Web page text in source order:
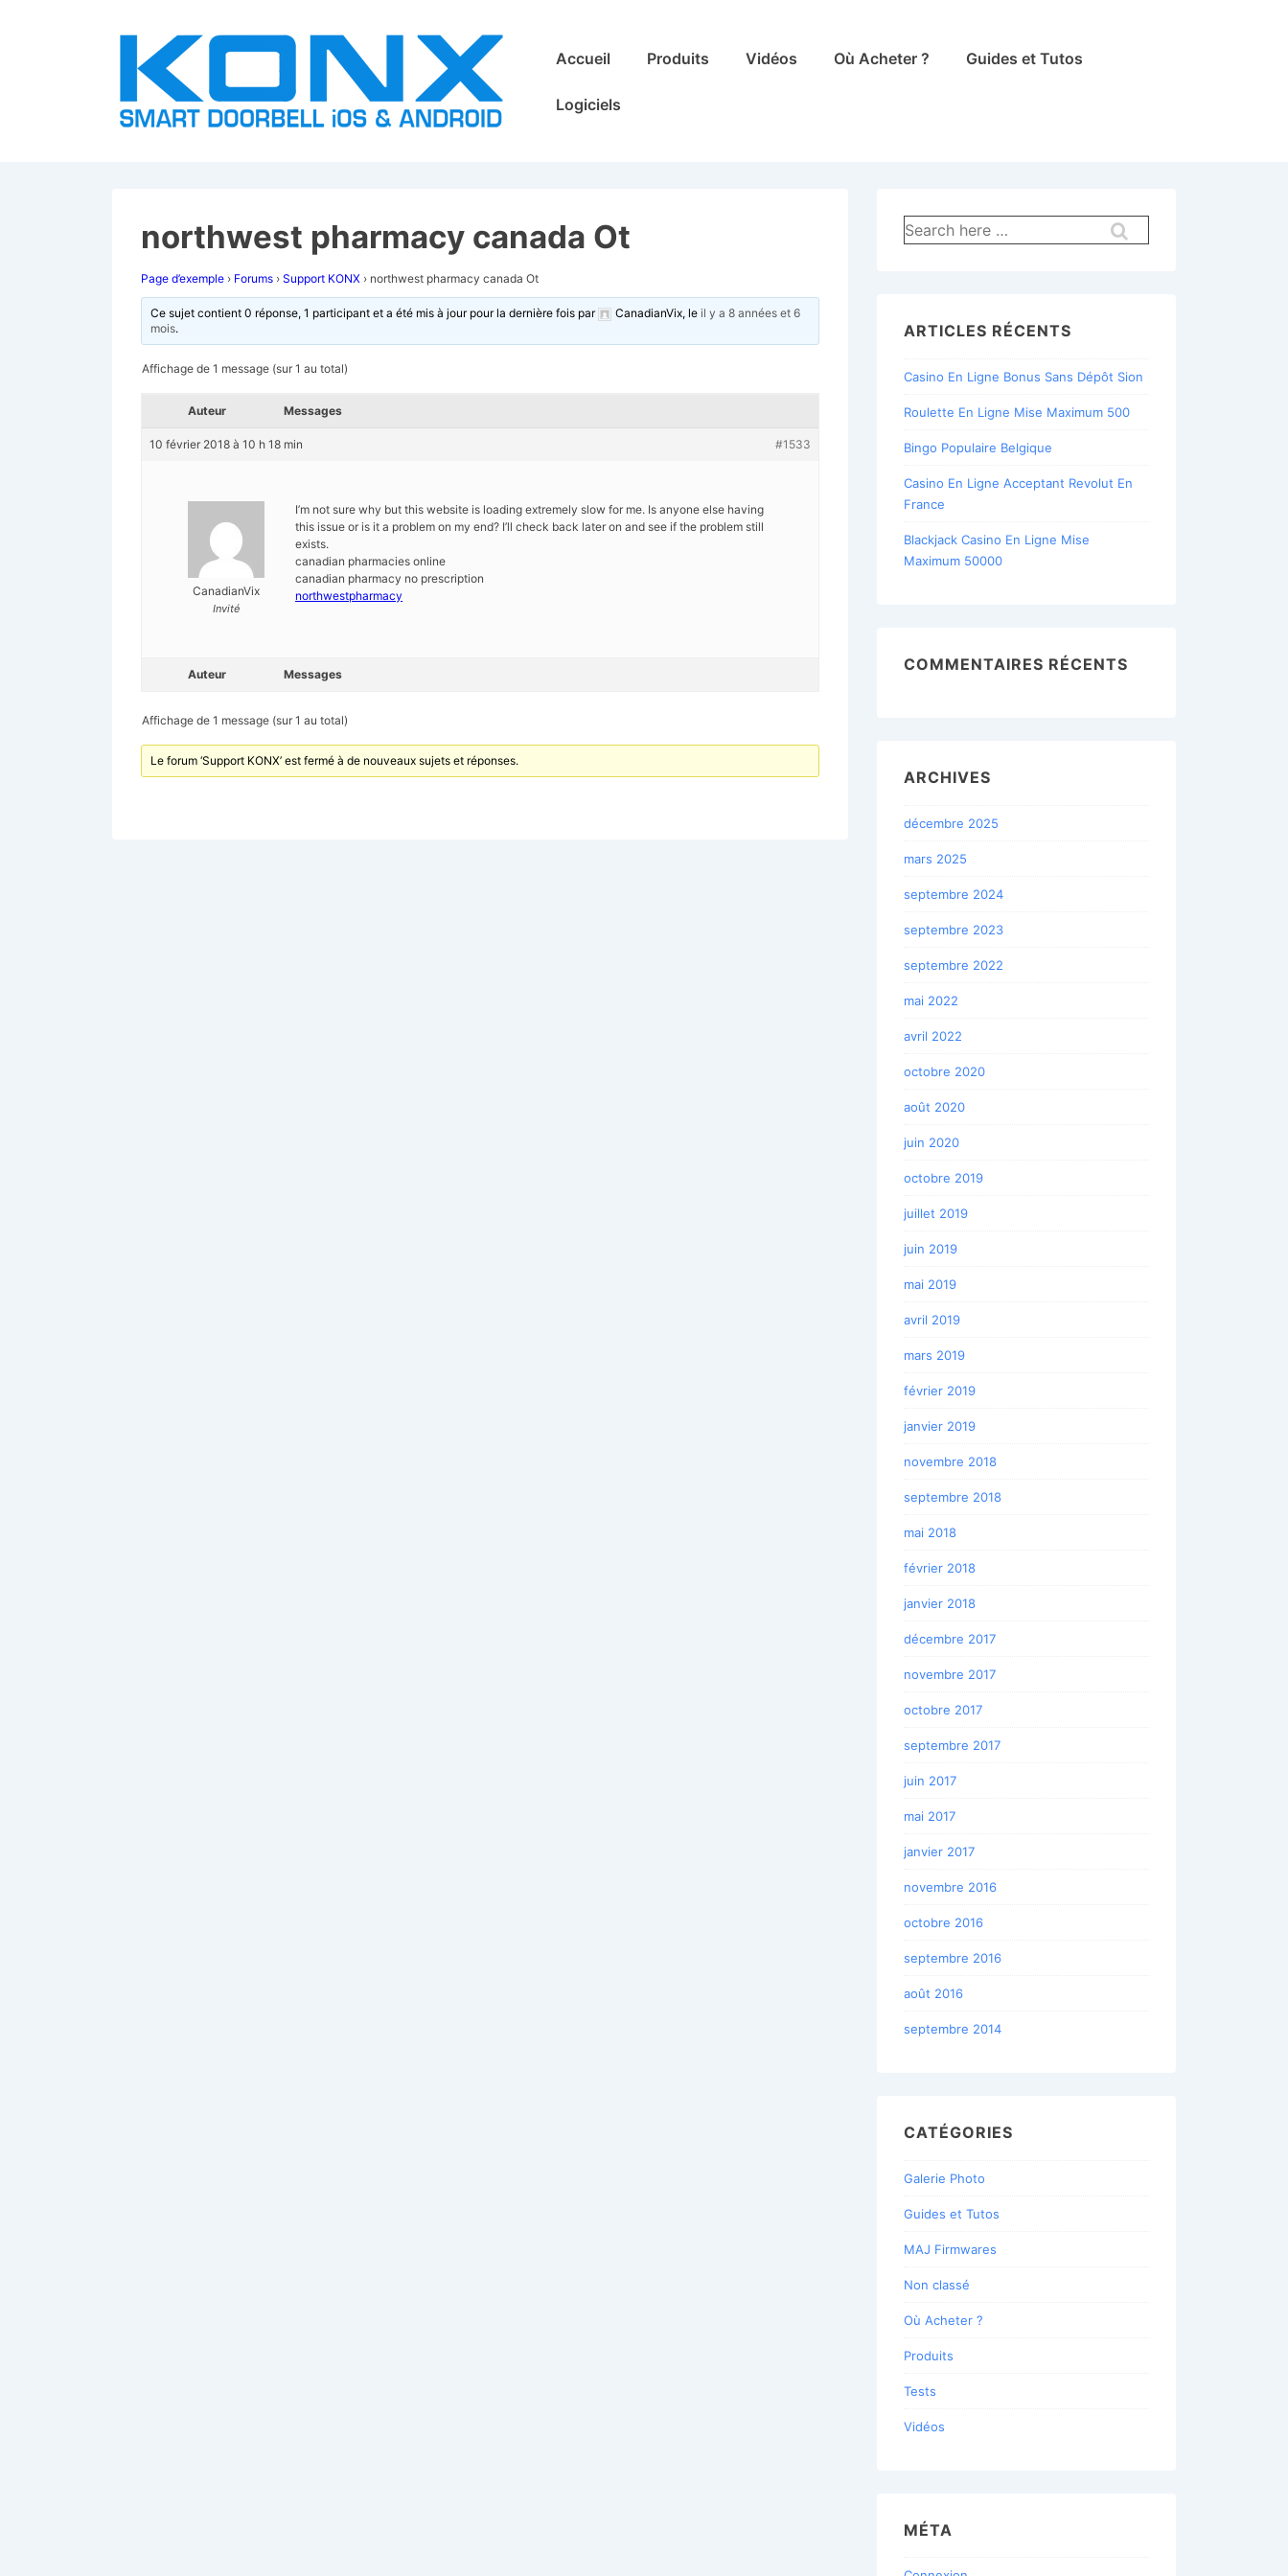
MainAccueil Produits Vidéos Où Acheter ? Guides et Tutos
Logiciels
northwest pharmacy canada Ot
Page d’exemple › Forums › Support KONX › northwest pharmacy canada Ot
Ce sujet contient 0 réponse, 1 participant et a été mis à jour pour la dernière fois par CanadianVix, leil y a 8 années et 6
mois.
Affichage de 1 message (sur 1 au total)
Auteur Messages
10 février 2018 à 10 h 18 min #1533
CanadianVix
Invité
I’m not sure why but this website is loading extremely slow for me. Is anyone else having
this issue or is it a problem on my end? I’ll check back later on and see if the problem still
exists.
canadian pharmacies online
canadian pharmacy no prescription
northwestpharmacy
Auteur Messages
Affichage de 1 message (sur 1 au total)
Le forum ‘Support KONX’ est fermé à de nouveaux sujets et réponses.
Recherche
pour:
ARTICLES RÉCENTS
Casino En Ligne Bonus Sans Dépôt Sion
Roulette En Ligne Mise Maximum 500
Bingo Populaire Belgique
Casino En Ligne Acceptant Revolut En
France
Blackjack Casino En Ligne Mise
Maximum 50000
COMMENTAIRES RÉCENTS
ARCHIVES
décembre 2025
mars 2025
septembre 2024
septembre 2023
septembre 2022
mai 2022
avril 2022
octobre 2020
août 2020
juin 2020
octobre 2019
juillet 2019
juin 2019
mai 2019
avril 2019
mars 2019
février 2019
janvier 2019
novembre 2018
septembre 2018
mai 2018
février 2018
janvier 2018
décembre 2017
novembre 2017
octobre 2017
septembre 2017
juin 2017
mai 2017
janvier 2017
novembre 2016
octobre 2016
septembre 2016
août 2016
septembre 2014
CATÉGORIES
Galerie Photo
Guides et Tutos
MAJ Firmwares
Non classé
Où Acheter ?
Produits
Tests
Vidéos
MÉTA